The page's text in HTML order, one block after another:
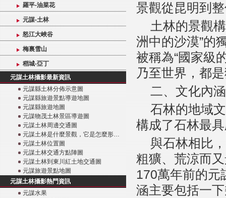
羅平-油菜花
元謀-土林
怒江大峽谷
梅裏雪山
稻城-亞丁
元謀土林攝影最新資訊
元謀縣土林分佈示意圖
元謀縣旅遊景點導遊地圖
元謀縣旅遊地圖
元謀物茂土林景區導遊圖
元謀土林周邊交通圖
元謀土林是什麼景觀，它是怎麼形…
元謀土林位置圖
元謀土林交通方點陣圖
元謀土林到東川紅土地交通圖
元謀旅遊景點地圖
元謀土林攝影熱門資訊
元謀水果
景觀從昆明到
土林的景觀
洲中的沙漠”的
被稱為“國家級
乃至世界，都
二、文化內
石林的地域
構成了石林最
與石林相比
粗獷、荒涼而
170萬年前的元
涵主要包括一